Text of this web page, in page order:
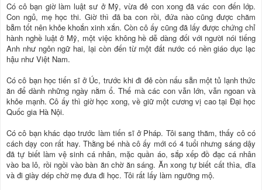
Có cô bạn giờ làm luật sư ở Mỹ, vừa đẻ con xong đã vác con đến lớp.
Con ngủ, mẹ học thi. Giờ thì đã ba con rồi, đứa nào cũng được chăm
bẵm tốt nên khỏe khoắn xinh xắn. Còn cô ấy cũng đã lấy được chứng chỉ
hành nghề luật ở Mỹ, một việc không hề dễ dàng đối với người nói tiếng
Anh như ngôn ngữ hai, lại còn đến từ một đất nước có nền giáo dục lạc
hậu như Việt Nam.
Có cô bạn học tiến sĩ ở Úc, trước khi đi đẻ còn nấu sẵn một tủ lạnh thức
ăn để dành những ngày nằm ổ. Thế mà các con vẫn lớn, vẫn ngoan và
khỏe mạnh. Cô ấy thì giờ học xong, về giữ một cương vị cao tại Ðại học
Quốc gia Hà Nội.
Có cô bạn khác dạo trước làm tiến sĩ ở Pháp. Tôi sang thăm, thấy cô có
cách dạy con rất hay. Thằng bé nhà cô ấy mới có 4 tuổi nhưng sáng dậy
đã tự biết làm vệ sinh cá nhân, mặc quần áo, sắp xếp đồ đạc cá nhân
vào ba lô, rồi ngồi vào bàn ăn chờ ăn sáng. Ăn xong tự biết cất thìa, dĩa
và đi giày dép chờ mẹ đưa đi học. Tôi rất lấy làm ngưỡng mộ.